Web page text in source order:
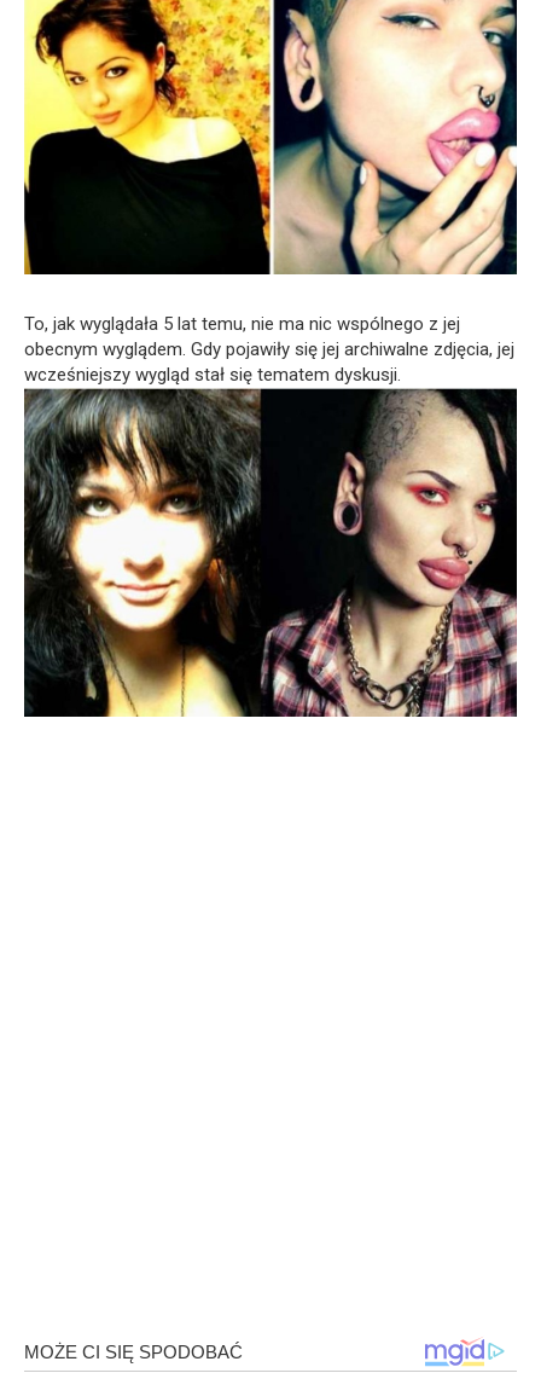
To, jak wyglądała 5 lat temu, nie ma nic wspólnego z jej
obecnym wyglądem. Gdy pojawiły się jej archiwalne zdjęcia, jej
wcześniejszy wygląd stał się tematem dyskusji.